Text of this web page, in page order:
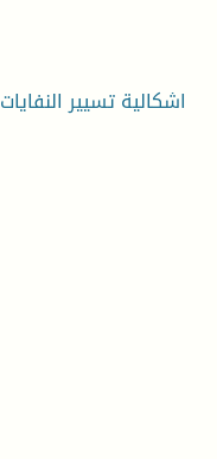
اشكالية تسيير